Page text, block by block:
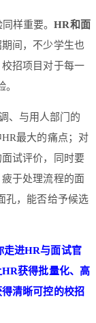
同样重要。HR和面
期间，不少学生也
招项目对于每一
、与用人部门的
最大的痛点；对
试评价，同时要
于处理流程的面
孔，能否给予候选
走进HR与面试官
获得批量化、高
清晰可控的校招